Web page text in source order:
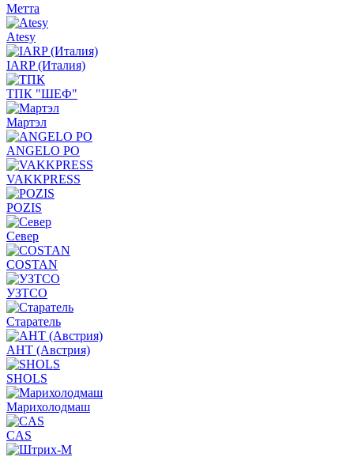
Метта
Atesy
IARP (Италия)
ТПК "ШЕФ"
Мартэл
ANGELO PO
VAKKPRESS
POZIS
Север
COSTAN
УЗТСО
Старатель
АНТ (Австрия)
SHOLS
Марихолодмаш
CAS